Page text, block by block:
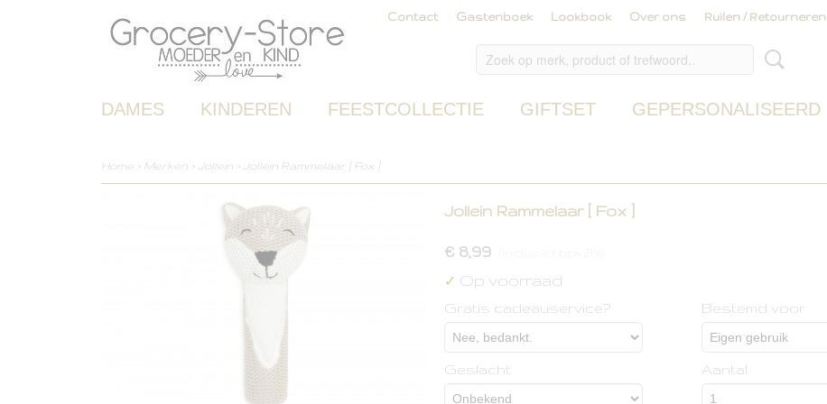
Contact Gastenboek Lookbook Over ons Ruilen / Retourneren
DAMES KINDEREN FEESTCOLLECTIE GIFTSET GEPERSONALISEERD
Home > Merken > Jollein > Jollein Rammelaar [ Fox ]
Jollein Rammelaar [ Fox ]
€ 8,99
✓ Op voorraad
Gratis cadeauservice? Bestemd voor
Geslacht Aantal